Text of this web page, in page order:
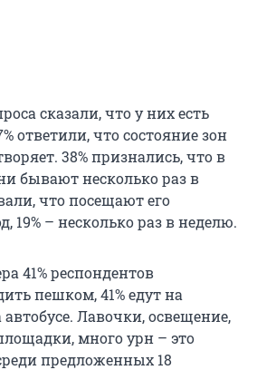
сказали, что у них есть
ответили, что состояние зон
38% признались, что в
бывают несколько раз в
что посещают его
19% – несколько раз в неделю.
41% респондентов
пешком, 41% едут на
Лавочки, освещение,
много урн – это
предложенных 18